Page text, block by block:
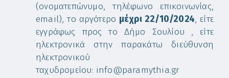
(ονοματεπώνυμο, τηλέφωνο επικοινωνίας,
email), το αργότερο μέχρι 22/10/2024, είτε
εγγράφως προς το Δήμο Σουλίου , είτε
ηλεκτρονικά στην παρακάτω διεύθυνση
ηλεκτρονικού
ταχυδρομείου: info@paramythia.gr